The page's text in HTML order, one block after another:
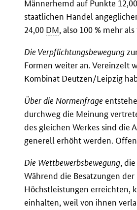
Männerhemd auf Punkte 12,00
staatlichen Handel
24,00 DM, also 100 % mehr
Die Verpflichtungsbewegung
Formen weiter an. Vereinzelt
Kombinat Deutzen/Leipzig
Über die Normenfrage
durchweg die Meinung
des gleichen Werkes sind die
generell erhöht werden.
Die Wettbewerbsbewegung,
Während die Besatzungen
Höchstleistungen erreichten,
einhalten, weil von ihnen